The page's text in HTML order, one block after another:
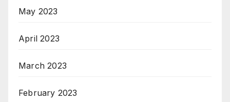
May 2023
April 2023
March 2023
February 2023